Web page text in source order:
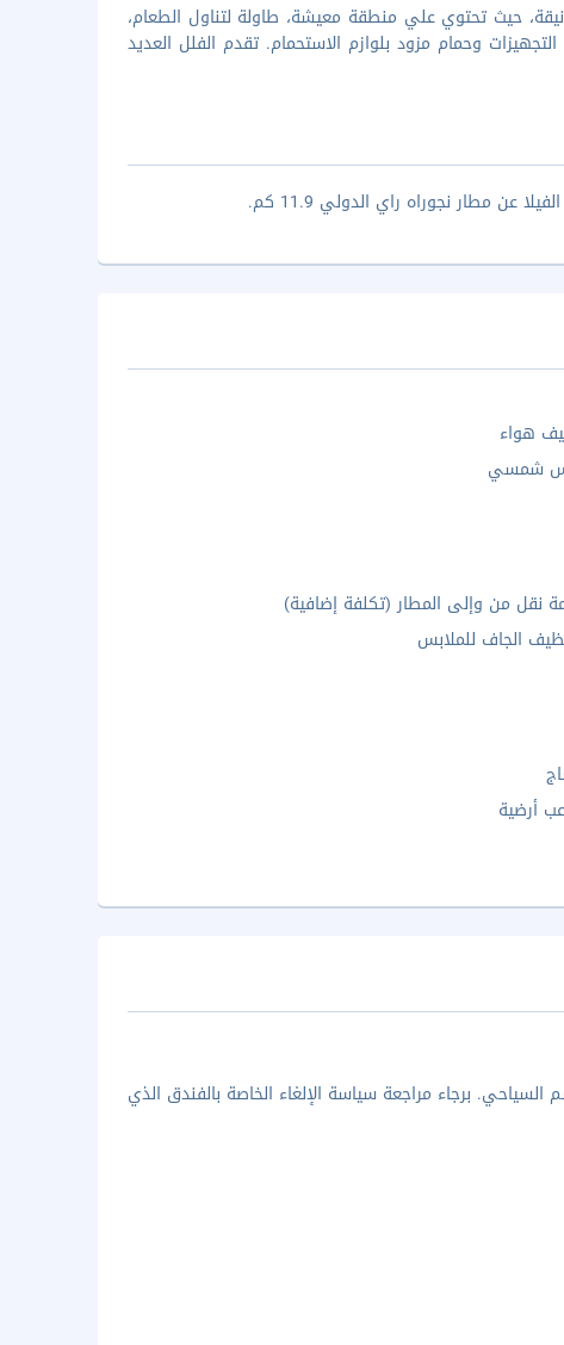
إقامة عصرية وأنيقة، حيث تحتوي علي منطقة معيشة، طاولة لتناول الطعام،
وحمام مزود بلوازم الاستحمام. تقدم الفلل العديد
هواء
شمسي
نقل من وإلى المطار (تكلفة إضافية)
الجاف للملابس
أرضية
برجاء مراجعة سياسة الإلغاء الخاصة بالفندق الذي